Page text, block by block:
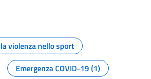
della pagina
violenza nello sport
Emergenza COVID-19 (1)